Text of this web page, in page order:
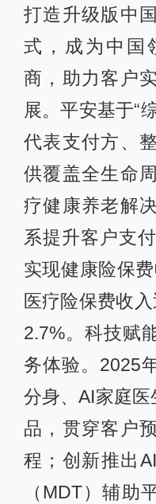
打造升级版中
式，成为中国
商，助力客户
展。平安基于“
代表支付方、
供覆盖全生命
疗健康养老解
系提升客户支
实现健康险保
医疗险保费收
2.7%。科技赋
务体验。2025
分身、AI家庭
品，贯穿客户
程；创新推出
（MDT）辅助